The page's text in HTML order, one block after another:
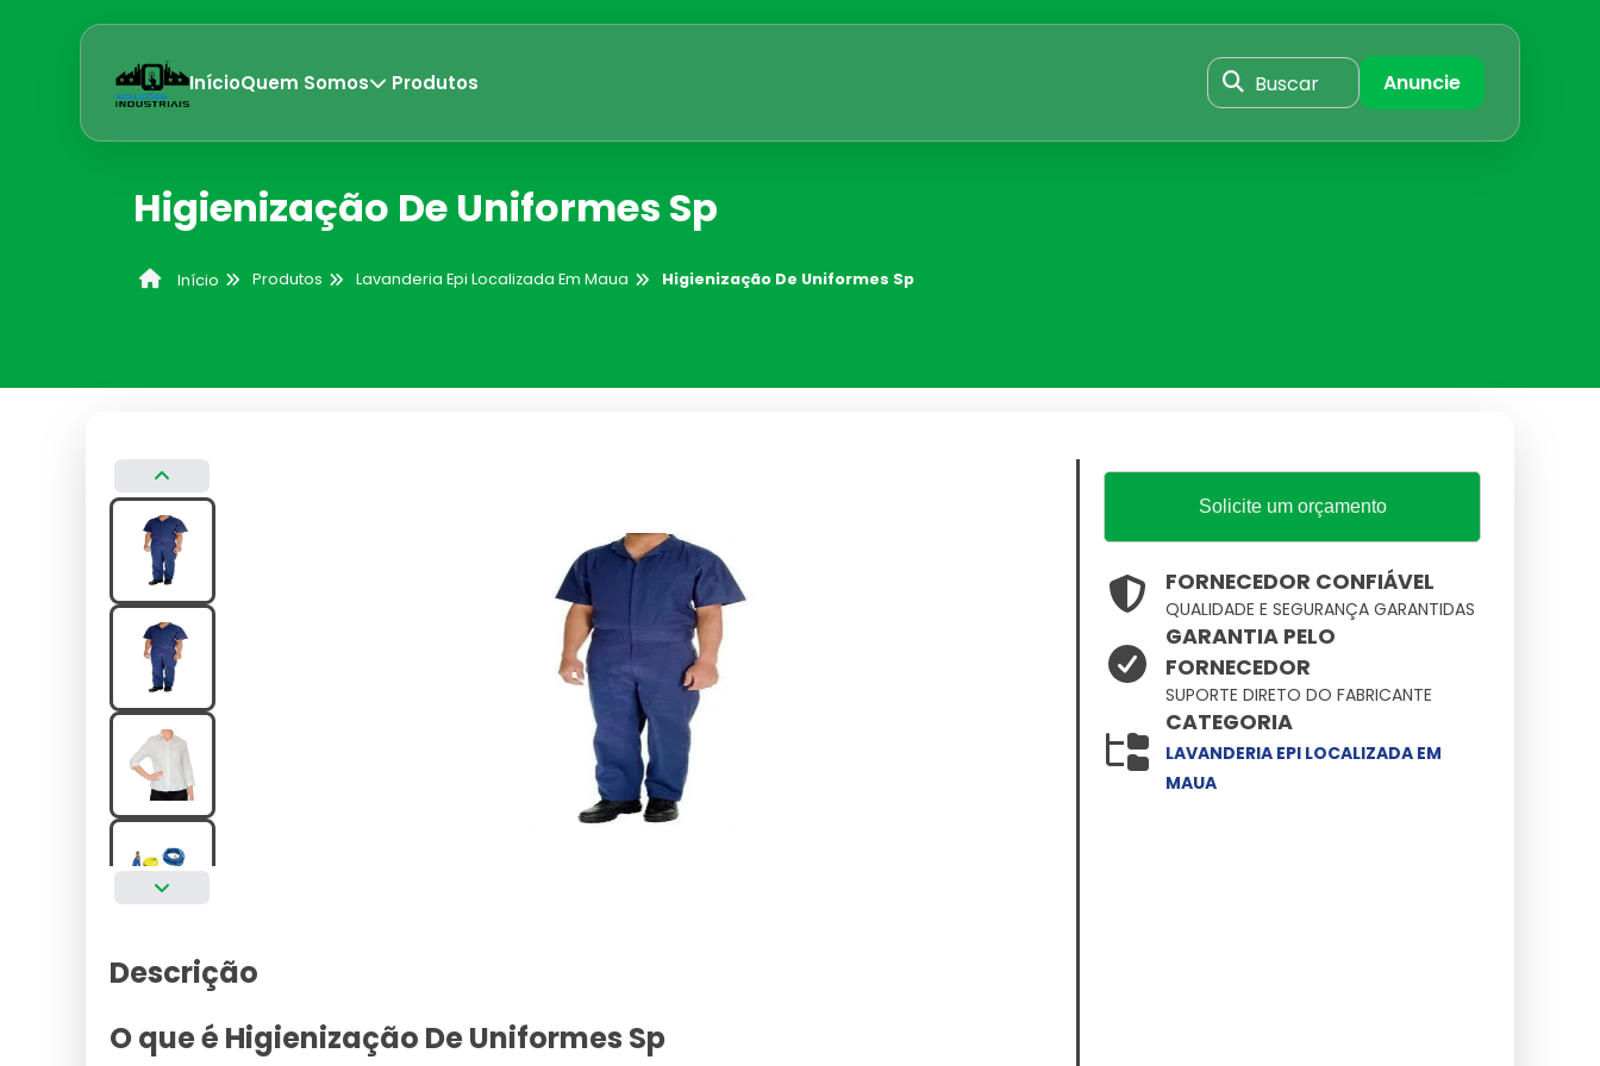
InícioQuem Somos Produtos Buscar Anuncie
Higienização De Uniformes Sp
Início Produtos Lavanderia Epi Localizada Em Maua Higienização De Uniformes Sp
Descrição
O que é Higienização De Uniformes Sp
Solicite um orçamento
FORNECEDOR CONFIÁVEL
QUALIDADE E SEGURANÇA GARANTIDAS
GARANTIA PELO
FORNECEDOR
SUPORTE DIRETO DO FABRICANTE
CATEGORIA
LAVANDERIA EPI LOCALIZADA EM
MAUA